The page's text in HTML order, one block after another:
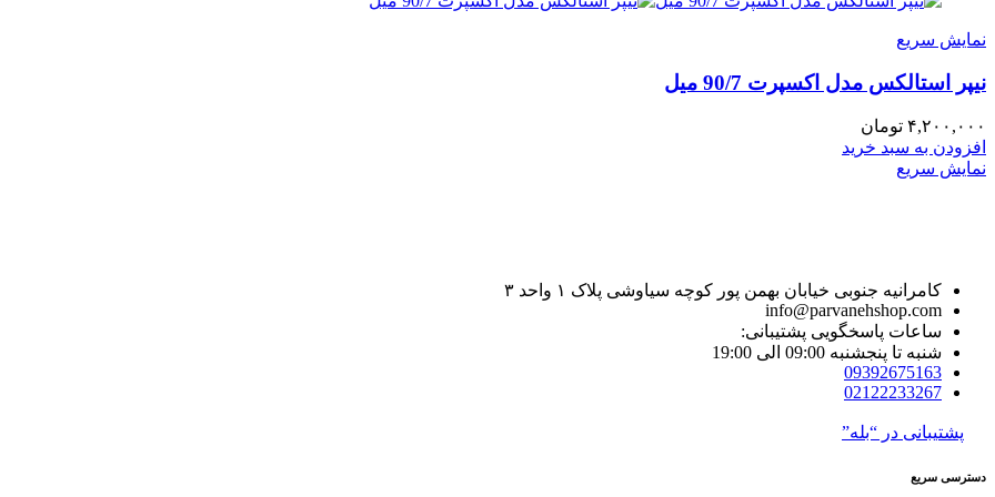
نمایش سریع
نیپر استالکس مدل اکسپرت 90/7 میل
۴,۲۰۰,۰۰۰ تومان
افزودن به سبد خرید
نمایش سریع
کامرانیه جنوبی خیابان بهمن پور کوچه سیاوشی پلاک ۱ واحد ۳
info@parvanehshop.com
ساعات پاسخگویی پشتیبانی:
شنبه تا پنجشنبه 09:00 الی 19:00
09392675163
02122233267
پشتیبانی در “بله”
دسترسی سریع